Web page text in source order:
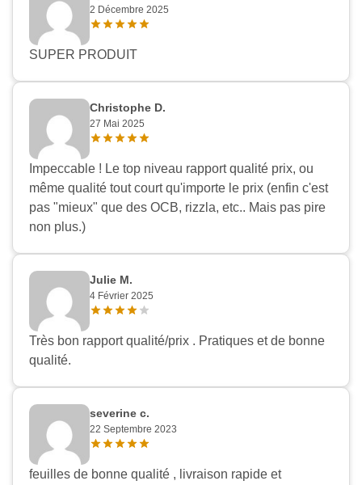
2 Décembre 2025
SUPER PRODUIT
Christophe D.
27 Mai 2025
Impeccable ! Le top niveau rapport qualité prix, ou
même qualité tout court qu'importe le prix (enfin c'est
pas "mieux" que des OCB, rizzla, etc.. Mais pas pire
non plus.)
Julie M.
4 Février 2025
Très bon rapport qualité/prix . Pratiques et de bonne
qualité.
severine c.
22 Septembre 2023
feuilles de bonne qualité , livraison rapide et